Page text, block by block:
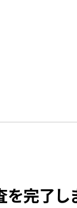
を完了